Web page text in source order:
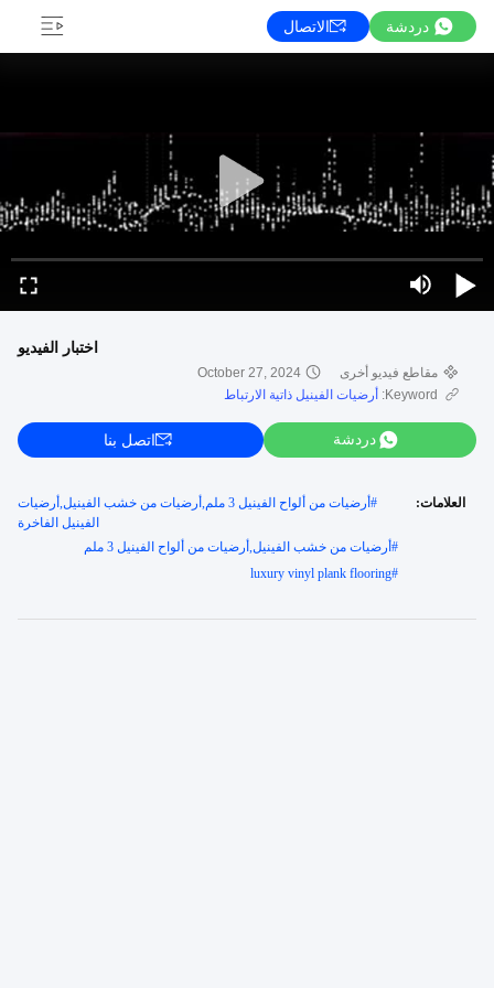
دردشة الاتصال
اختبار الفيديو
مقاطع فيديو أخرى
October 27, 2024
Keyword:
أرضيات الفينيل ذاتية الارتباط
دردشة اتصل بنا
العلامات: #
أرضيات من ألواح الفينيل 3 ملم,أرضيات من خشب الفينيل,أرضيات
الفينيل الفاخرة
# أرضيات من خشب الفينيل,أرضيات من ألواح الفينيل 3 ملم
#
luxury vinyl plank flooring